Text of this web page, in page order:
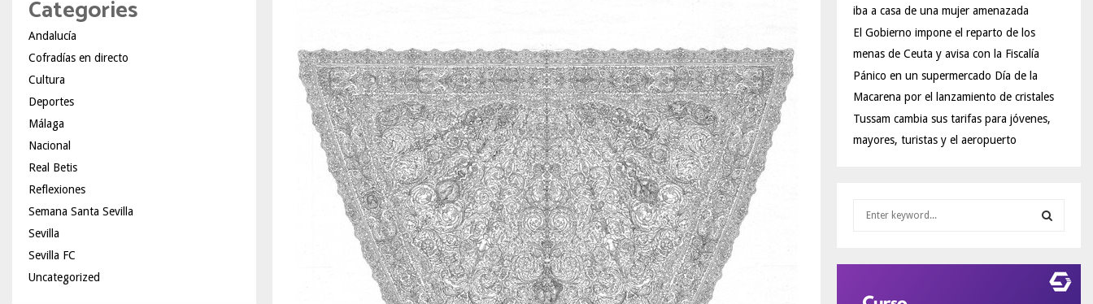
Categories
Andalucía
Cofradías en directo
Cultura
Deportes
Málaga
Nacional
Real Betis
Reflexiones
Semana Santa Sevilla
Sevilla
Sevilla FC
Uncategorized
iba a casa de una mujer amenazada
El Gobierno impone el reparto de los
menas de Ceuta y avisa con la Fiscalía
Pánico en un supermercado Día de la
Macarena por el lanzamiento de cristales
Tussam cambia sus tarifas para jóvenes,
mayores, turistas y el aeropuerto